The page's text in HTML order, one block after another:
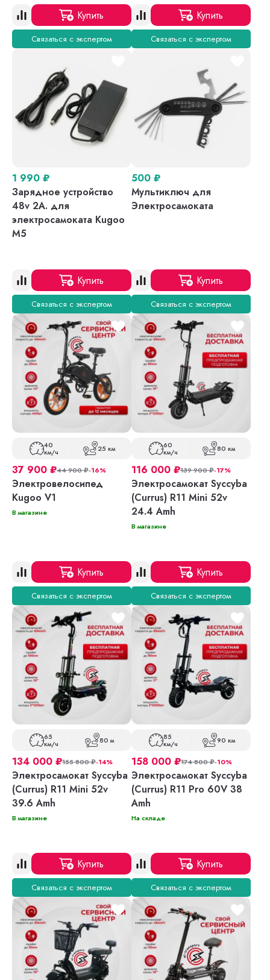
Купить
Связаться с экспертом
Купить
Связаться с экспертом
1 990 ₽
Зарядное устройство
48v 2A. для
электросамоката Kugoo
M5
Купить
Связаться с экспертом
500 ₽
Мультиключ для
Электросамоката
Купить
Связаться с экспертом
40
км/ч 25 км
37 900 ₽44 900₽-16%
Электровелосипед
Kugoo V1
В магазине
Купить
Связаться с экспертом
60
км/ч 80 км
116 000 ₽139 900₽-17%
Электросамокат Syccyba
(Currus) R11 Mini 52v
24.4 Amh
В магазине
Купить
Связаться с экспертом
65
км/ч 80 м
134 000 ₽155 800₽-14%
Электросамокат Syccyba
(Currus) R11 Mini 52v
39.6 Amh
В магазине
Купить
Связаться с экспертом
85
км/ч 90 км
158 000 ₽174 800₽-10%
Электросамокат Syccyba
(Currus) R11 Pro 60V 38
Amh
На складе
Купить
Связаться с экспертом